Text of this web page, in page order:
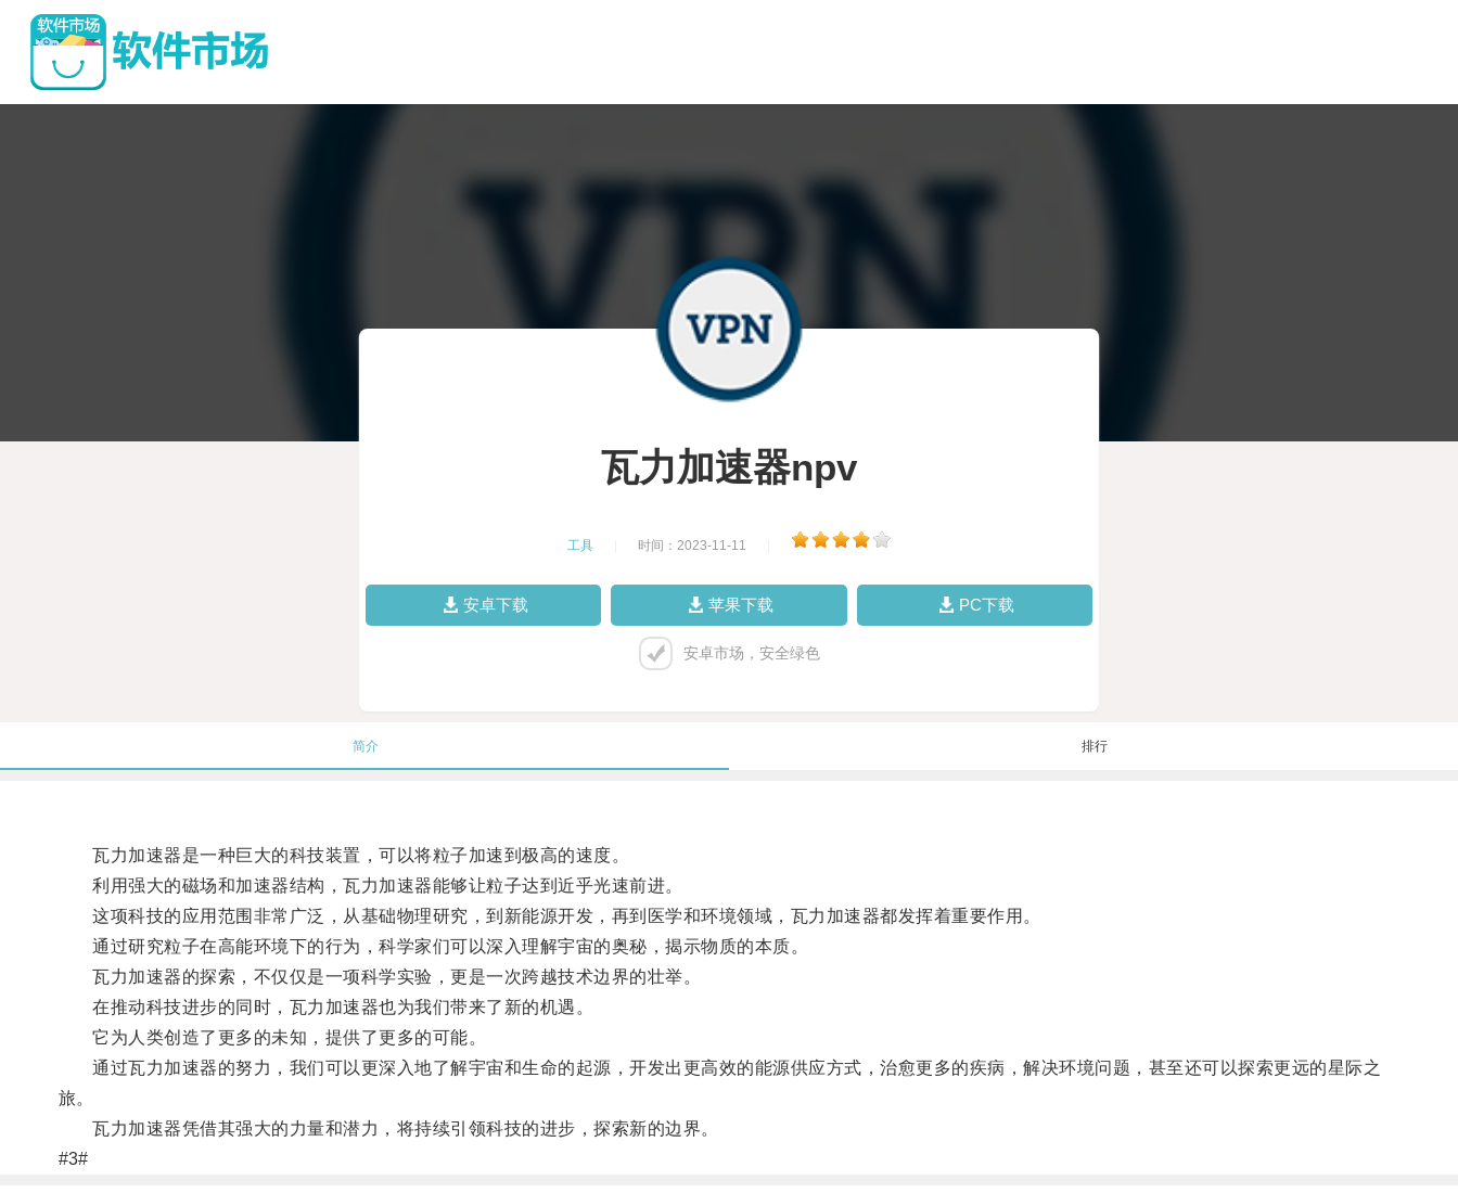
瓦力加速器npv
工具 时间：2023-11-11
安卓下载 苹果下载 PC下载
安卓市场，安全绿色
简介 排行
瓦力加速器是一种巨大的科技装置，可以将粒子加速到极高的速度。
利用强大的磁场和加速器结构，瓦力加速器能够让粒子达到近乎光速前进。
这项科技的应用范围非常广泛，从基础物理研究，到新能源开发，再到医学和环境领域，瓦力加速器都发挥着重要作用。
通过研究粒子在高能环境下的行为，科学家们可以深入理解宇宙的奥秘，揭示物质的本质。
瓦力加速器的探索，不仅仅是一项科学实验，更是一次跨越技术边界的壮举。
在推动科技进步的同时，瓦力加速器也为我们带来了新的机遇。
它为人类创造了更多的未知，提供了更多的可能。
通过瓦力加速器的努力，我们可以更深入地了解宇宙和生命的起源，开发出更高效的能源供应方式，治愈更多的疾病，解决环境问题，甚至还可以探索更远的星际之
旅。
瓦力加速器凭借其强大的力量和潜力，将持续引领科技的进步，探索新的边界。
#3#